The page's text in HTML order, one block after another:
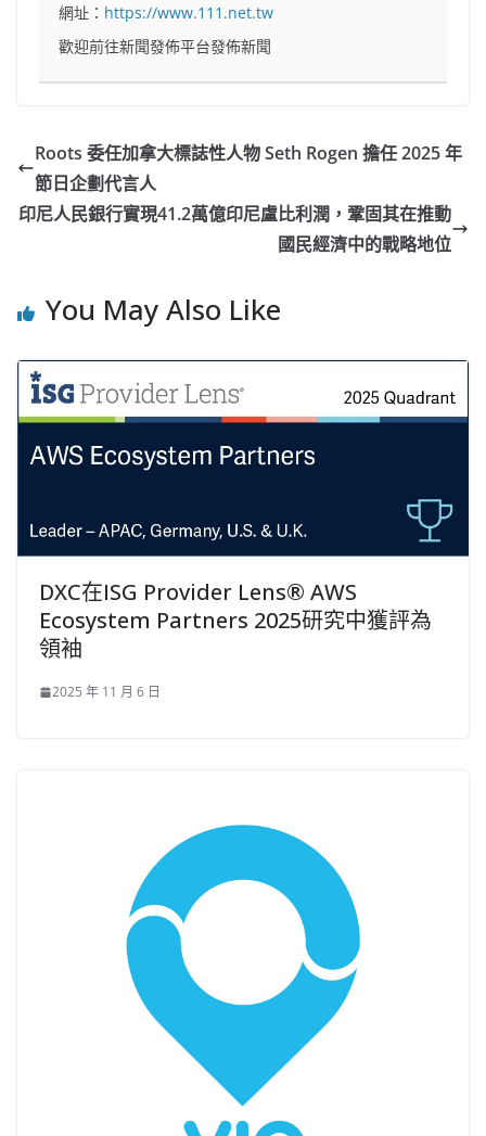
網址： https://www.111.net.tw
歡迎前往新聞發佈平台發佈新聞
Roots 委任加拿大標誌性人物 Seth Rogen 擔任 2025 年
節日企劃代言人
印尼人民銀行實現41.2萬億印尼盧比利潤，鞏固其在推動
國民經濟中的戰略地位
You May Also Like
DXC在ISG Provider Lens® AWS
Ecosystem Partners 2025研究中獲評為
領袖
2025 年 11 月 6 日